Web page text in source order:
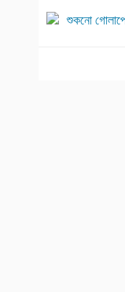
শুকনো